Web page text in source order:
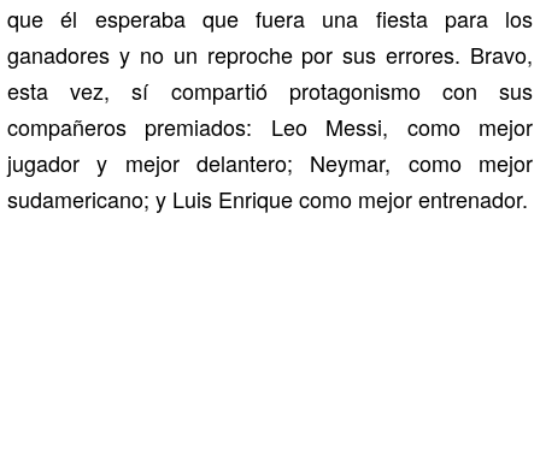
que él esperaba que fuera una fiesta para los
ganadores y no un reproche por sus errores. Bravo,
esta vez, sí compartió protagonismo con sus
compañeros premiados: Leo Messi, como mejor
jugador y mejor delantero; Neymar, como mejor
sudamericano; y Luis Enrique como mejor entrenador.